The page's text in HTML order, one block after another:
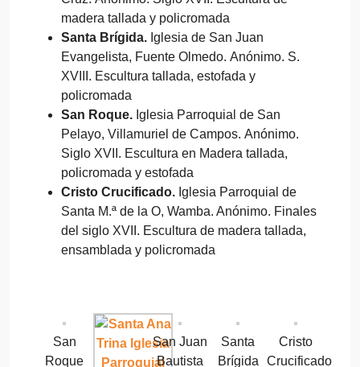
madera tallada y policromada
Santa Brígida. Iglesia de San Juan
Evangelista, Fuente Olmedo. Anónimo. S.
XVIII. Escultura tallada, estofada y
policromada
San Roque. Iglesia Parroquial de San
Pelayo, Villamuriel de Campos. Anónimo.
Siglo XVII. Escultura en Madera tallada,
policromada y estofada
Cristo Crucificado. Iglesia Parroquial de
Santa M.ª de la O, Wamba. Anónimo. Finales
del siglo XVII. Escultura de madera tallada,
ensamblada y policromada
San
Roque
San Juan
Bautista
Santa
Brígida
Cristo
Crucificado